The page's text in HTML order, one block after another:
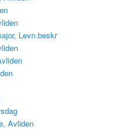
Levn.beskr
Avliden